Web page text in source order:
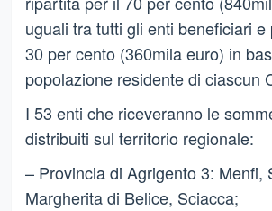
uguali tra tutti gli enti beneficiari e
30 per cento (360mila euro) in
popolazione residente di ciascun
I 53 enti che riceveranno le
distribuiti sul territorio regionale:
– Provincia di Agrigento 3: Menfi,
Margherita di Belice, Sciacca;